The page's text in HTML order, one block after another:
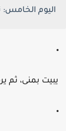
اليوم الخامس:
بمنى، ثم